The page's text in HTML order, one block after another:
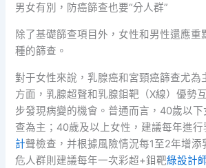
男女有別，防癌篩查也要“分人群”
除了基礎篩查項目外，女性和男性還應重
種的篩查。
對于女性來說，乳腺癌和宮頸癌篩查尤為
方面，乳腺超聲和乳腺鉬靶（X線）優勢
步發現病變的機會。普通而言，40歲以
查為主；40歲及以上女性，建議每年進
計聲檢查，并根據風險情況每1至2年增添
危人群則建議每年一次彩超+鉬靶綠設計